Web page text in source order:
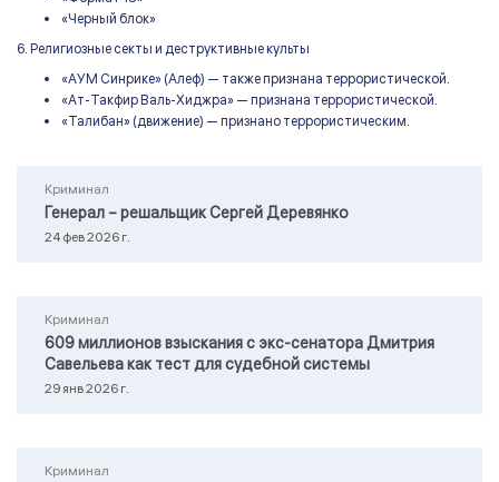
«Черный блок»
6. Религиозные секты и деструктивные культы
«АУМ Синрике» (Алеф) — также признана террористической.
«Ат-Такфир Валь-Хиджра» — признана террористической.
«Талибан» (движение) — признано террористическим.
Криминал
Генерал – решальщик Сергей Деревянко
24 фев 2026 г.
Криминал
609 миллионов взыскания с экс-сенатора Дмитрия
Савельева как тест для судебной системы
29 янв 2026 г.
Криминал